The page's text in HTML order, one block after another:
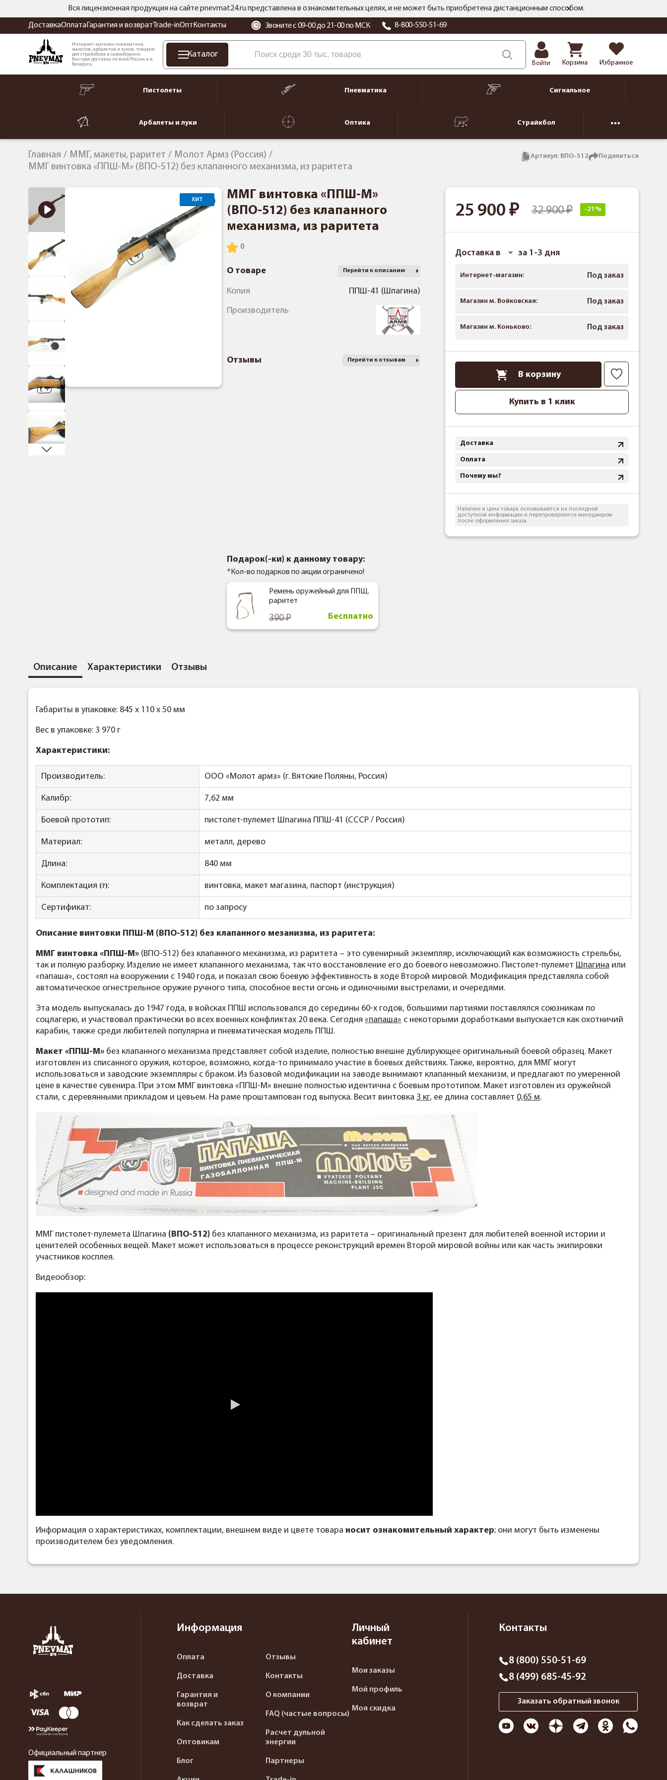
Вся лицензионная продукция на сайте pnevmat24.ru представлена в ознакомительных целях, и не может быть приобретена дистанционным способом.
ДоставкаОплата Гарантия и возврат Trade-inОпт Контакты Звоните с 09-00 до 21-00 по МСК 8-800-550-51-69
Интернет-магазин пневматики,
макетов, арбалетов и луков, товаров
для страйкбола и самообороны.
Быстрая доставка по всей России и в
Беларусь.
Каталог
Войти Корзина Избранное
Пистолеты Пневматика Сигнальное
Арбалеты и луки Оптика Страйкбол
Главная ММГ, макеты, раритет
Молот Армз (Россия)
ММГ винтовка «ППШ-М» (ВПО-512) без клапанного механизма, из раритета
Артикул: ВПО-512 Поделиться
ХИТ
ММГ винтовка «ППШ-М»
(ВПО-512) без клапанного
механизма, из раритета
О товаре Перейти к описанию
Копия ППШ-41 (Шпагина)
Производитель
Отзывы Перейти к отзывам
25 900 32 900 -21%
Доставка в за 1-3 дня
Интернет-магазин: Под заказ
Магазин м. Войковская: Под заказ
Магазин м. Коньково: Под заказ
В корзину
Купить в 1 клик
Доставка
Оплата
Почему мы?
Наличие и цена товара основываются на последней
доступной информации и перепроверяются менеджером
после оформления заказа
Подарок(-ки) к данному товару:
*Кол-во подарков по акции ограничено!
Ремень оружейный для ППШ,
раритет
390 Бесплатно
Описание Характеристики Отзывы
Габариты в упаковке: 845 x 110 x 50 мм
Вес в упаковке: 3 970 г
Характеристики:
Производитель: ООО «Молот армз» (г. Вятские Поляны, Россия)
Калибр: 7,62 мм
Боевой прототип: пистолет-пулемет Шпагина ППШ-41 (СССР / Россия)
Материал: металл, дерево
Длина: 840 мм
Комплектация (?): винтовка, макет магазина, паспорт (инструкция)
Сертификат: по запросу
Описание винтовки ППШ-М (ВПО-512) без клапанного мезанизма, из раритета:
ММГ винтовка «ППШ-М» (ВПО-512) без клапанного механизма, из раритета – это сувенирный экземпляр, исключающий как возможность стрельбы,
так и полную разборку. Изделие не имеет клапанного механизма, так что восстановление его до боевого невозможно. Пистолет-пулемет Шпагина или
«папаша», состоял на вооружении с 1940 года, и показал свою боевую эффективность в ходе Второй мировой. Модификация представляла собой
автоматическое огнестрельное оружие ручного типа, способное вести огонь и одиночными выстрелами, и очередями.
Эта модель выпускалась до 1947 года, в войсках ППШ использовался до середины 60-х годов, большими партиями поставлялся союзникам по
соцлагерю, и участвовал практически во всех военных конфликтах 20 века. Сегодня «папаша» с некоторыми доработками выпускается как охотничий
карабин, также среди любителей популярна и пневматическая модель ППШ.
Макет «ППШ-М» без клапанного механизма представляет собой изделие, полностью внешне дублирующее оригинальный боевой образец. Макет
изготовлен из списанного оружия, которое, возможно, когда-то принимало участие в боевых действиях. Также, вероятно, для ММГ могут
использоваться и заводские экземпляры с браком. Из базовой модификации на заводе вынимают клапанный механизм, и предлагают по умеренной
цене в качестве сувенира. При этом ММГ винтовка «ППШ-М» внешне полностью идентична с боевым прототипом. Макет изготовлен из оружейной
стали, с деревянными прикладом и цевьем. На раме проштампован год выпуска. Весит винтовка 3 кг, ее длина составляет 0,65 м.
ММГ пистолет-пулемета Шпагина (ВПО-512) без клапанного механизма, из раритета – оригинальный презент для любителей военной истории и
ценителей особенных вещей. Макет может использоваться в процессе реконструкций времен Второй мировой войны или как часть экипировки
участников косплея.
Видеообзор:
Информация о характеристиках, комплектации, внешнем виде и цвете товара носит ознакомительный характер; они могут быть изменены
производителем без уведомления.
Официальный партнер
Информация
Оплата
Доставка
Гарантия и
возврат
Как сделать заказ
Оптовикам
Блог
Отзывы
Контакты
О компании
FAQ (частые вопросы)
Расчет дульной
энергии
Партнеры
Личный
кабинет
Мои заказы
Мой профиль
Моя скидка
Контакты
8 (800) 550-51-69
8 (499) 685-45-92
Заказать обратный звонок